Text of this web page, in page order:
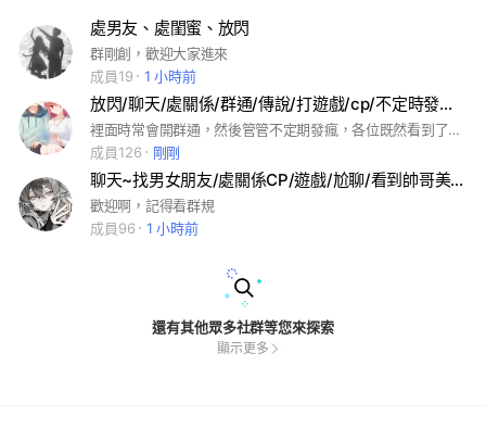
處男友、處閨蜜、放閃
群剛創，歡迎大家進來
成員19
1 小時前
放閃/聊天/處關係/群通/傳說/打遊戲/cp/不定時發瘋/不定時組團
裡面時常會開群通，然後管管不定期發瘋，各位既然看到了就進來吧，歡迎帥哥美女們進來 人不多拜託各位多多邀人🥺 #放閃 #聊天 #處關係 #群通 #打遊戲 #cp #傳說 #發瘋
成員126
剛剛
聊天~找男女朋友/處關係CP/遊戲/尬聊/看到帥哥美女就拐走
歡迎啊，記得看群規
成員96
1 小時前
還有其他眾多社群等您來探索
顯示更多